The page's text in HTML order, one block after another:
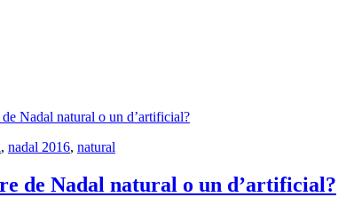
, nadal 2016, natural
de Nadal natural o un d’artificial?